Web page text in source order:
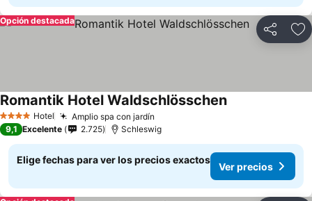
Compartir
Opción destacada
4 EstrellasHotel Amplio spa con jardín
Romantik Hotel Waldschlösschen
9,1 Excelente 2.725 Schleswig
Elige fechas para ver los precios exactos
Ver precios